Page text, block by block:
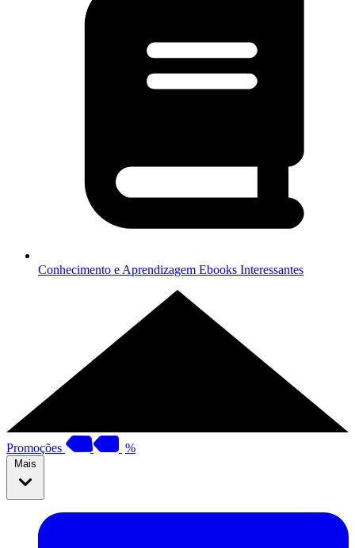
Conhecimento e Aprendizagem Ebooks Interessantes
Promoções %
Mais